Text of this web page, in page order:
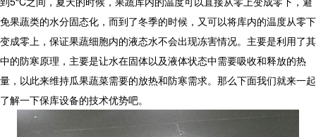
免果蔬类的水分固态化，而到了冬季的时候，又可以将库内的温度从零下
变成零上，保证果蔬细胞内的液态水不会出现冻害情况。主要是利用了其
中的防寒原理，主要是让水在固体以及液体状态中需要吸收和释放的热
量，以此来维持瓜果蔬菜需要的放热和防寒需求。那么下面我们就来一起
了解一下保库设备的技术优势吧。